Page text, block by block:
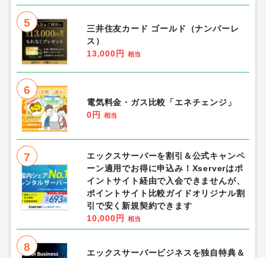
5
三井住友カード ゴールド（ナンバーレ
ス）
13,000円
相当
6
電気料金・ガス比較「エネチェンジ」
0円
相当
7
エックスサーバーを割引＆公式キャンペ
ーン適用でお得に申込み！Xserverはポ
イントサイト経由で入会できませんが、
ポイントサイト比較ガイドオリジナル割
引で安く新規契約できます
10,000円
相当
8
エックスサーバービジネスを独自特典＆